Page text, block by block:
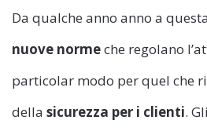
Da qualche anno anno a
nuove normeche regolano
particolar modo per quel che
della sicurezza per i clienti.